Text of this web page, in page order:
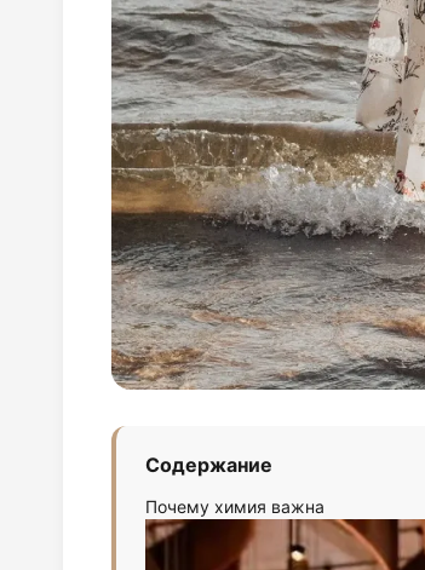
Содержание
Почему химия важна